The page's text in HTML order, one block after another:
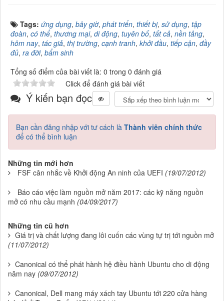
Tags: ứng dụng, bây giờ, phát triển, thiết bị, sử dụng, tập
đoàn, có thể, thương mại, di động, tuyên bố, tất cả, nền tảng,
hôm nay, tác giả, thị trường, cạnh tranh, khởi đầu, tiếp cận, đầy
đủ, ra đời, bẩm sinh
Tổng số điểm của bài viết là: 0 trong 0 đánh giá
Click để đánh giá bài viết
Ý kiến bạn đọc
Bạn cần đăng nhập với tư cách là Thành viên chính thức
để có thể bình luận
Những tin mới hơn
FSF cân nhắc về Khởi động An ninh của UEFI (19/07/2012)
Báo cáo việc làm nguồn mở năm 2017: các kỹ năng nguồn
mở có nhu cầu mạnh (04/09/2017)
Những tin cũ hơn
Giá trị và chất lượng đang lôi cuốn các vùng tự trị tới nguồn mở
(11/07/2012)
Canonical có thể phát hành hệ điều hành Ubuntu cho di động
năm nay (09/07/2012)
Canonical, Dell mang máy xách tay Ubuntu tới 220 cửa hàng